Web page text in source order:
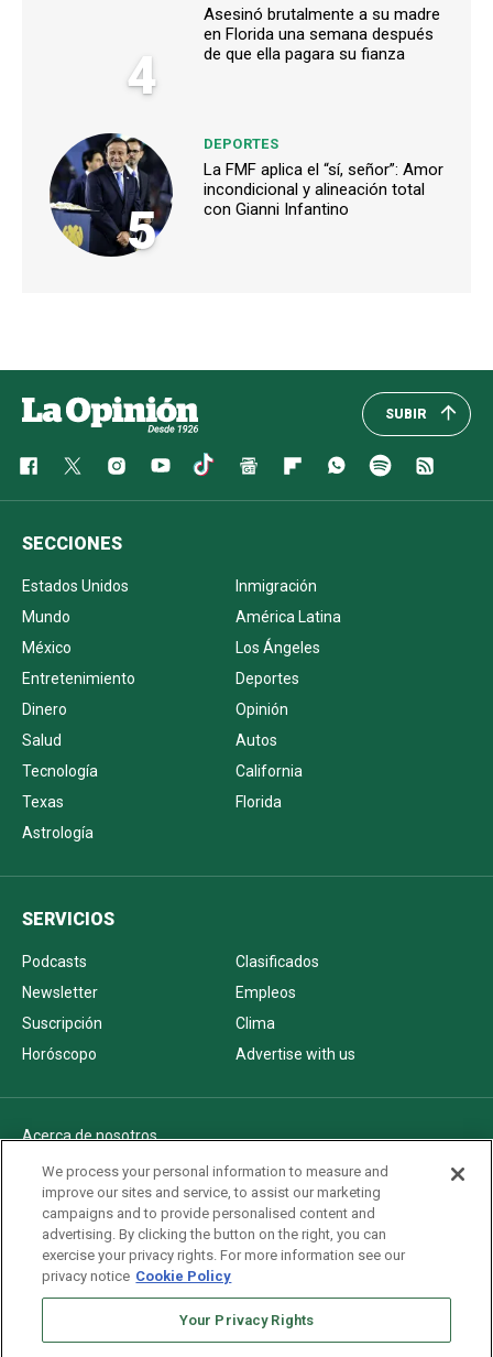
4
Asesinó brutalmente a su madre
en Florida una semana después
de que ella pagara su fianza
5
DEPORTES
La FMF aplica el “sí, señor”: Amor
incondicional y alineación total
con Gianni Infantino
SUBIR
SECCIONES
Estados Unidos
Inmigración
Mundo
América Latina
México
Los Ángeles
Entretenimiento
Deportes
Dinero
Opinión
Salud
Autos
Tecnología
California
Texas
Florida
Astrología
SERVICIOS
Podcasts
Clasificados
Newsletter
Empleos
Suscripción
Clima
Horóscopo
Advertise with us
Acerca de nosotros
Politica de privacidad
Pautas Editoriales
AdChoices
Advertise with us
Newsletters
We process your personal information to measure and
improve our sites and service, to assist our marketing
campaigns and to provide personalised content and
advertising. By clicking the button on the right, you can
exercise your privacy rights. For more information see our
privacy notice Cookie Policy
Your Privacy Rights